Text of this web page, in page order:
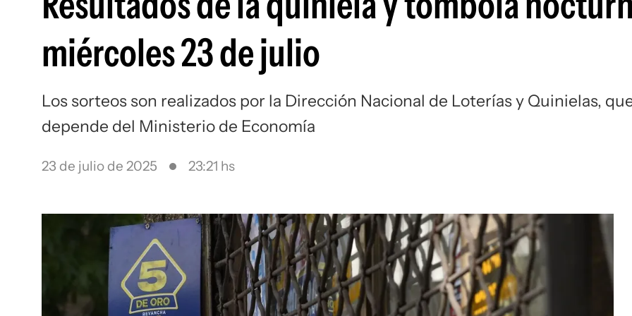
miércoles 23 de julio
Los sorteos son realizados por la Dirección Nacional de Loterías y Quinielas,
depende del Ministerio de Economía
23 de julio de 2025 23:21 hs